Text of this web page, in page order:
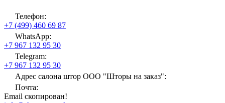
Телефон:
+7 (499) 460 69 87
WhatsApp:
+7 967 132 95 30
Telegram:
+7 967 132 95 30
Адрес салона штор ООО "Шторы на заказ":
Почта:
Email скопирован!